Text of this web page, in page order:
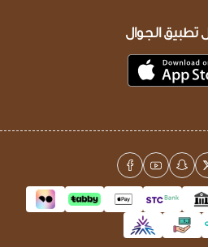
تطبيق الجوال